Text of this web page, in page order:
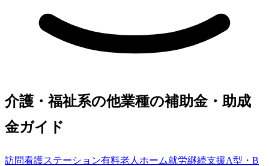
介護・福祉系の他業種の補助金・助成
金ガイド
訪問看護ステーション有料老人ホーム就労継続支援A型・B